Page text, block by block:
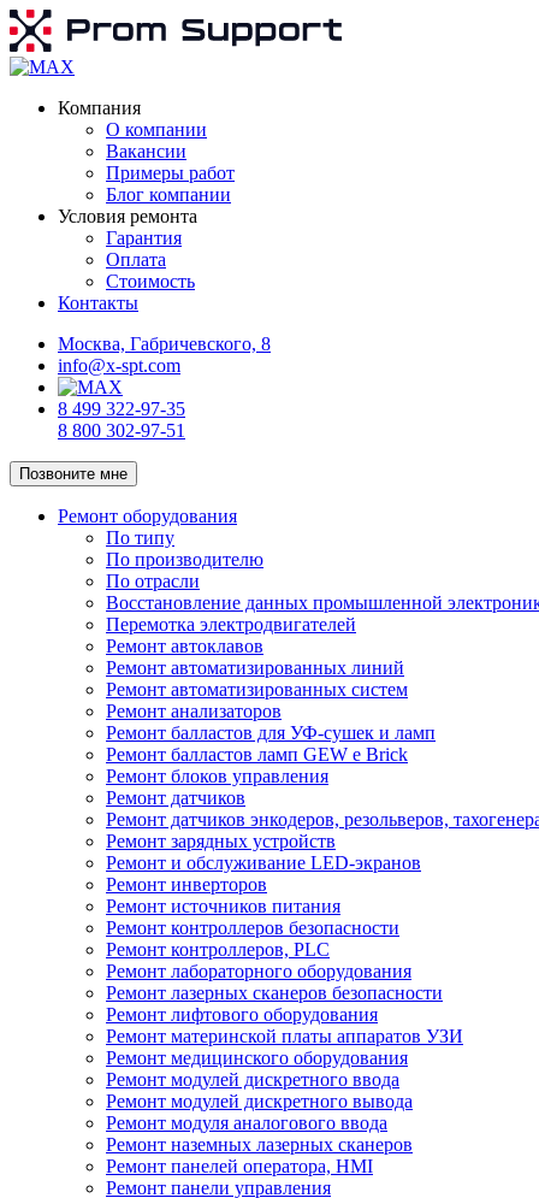
Компания
О компании
Вакансии
Примеры работ
Блог компании
Условия ремонта
Гарантия
Оплата
Стоимость
Контакты
Москва, Габричевского, 8
info@x-spt.com
8 499 322-97-35
8 800 302-97-51
Позвоните мне
Ремонт оборудования
По типу
По производителю
По отрасли
Восстановление данных промышленной
Перемотка электродвигателей
Ремонт автоклавов
Ремонт автоматизированных линий
Ремонт автоматизированных систем
Ремонт анализаторов
Ремонт балластов для УФ-сушек и ламп
Ремонт балластов ламп GEW e Brick
Ремонт блоков управления
Ремонт датчиков
Ремонт датчиков энкодеров, резольверов,
Ремонт зарядных устройств
Ремонт и обслуживание LED-экранов
Ремонт инверторов
Ремонт источников питания
Ремонт контроллеров безопасности
Ремонт контроллеров, PLC
Ремонт лабораторного оборудования
Ремонт лазерных сканеров безопасности
Ремонт лифтового оборудования
Ремонт материнской платы аппаратов УЗИ
Ремонт медицинского оборудования
Ремонт модулей дискретного ввода
Ремонт модулей дискретного вывода
Ремонт модуля аналогового ввода
Ремонт наземных лазерных сканеров
Ремонт панелей оператора, HMI
Ремонт панели управления